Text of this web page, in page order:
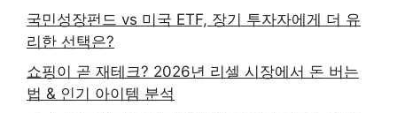
국민성장펀드 vs 미국 ETF, 장기 투자자에게 더 유
리한 선택은?
쇼핑이 곧 재테크? 2026년 리셀 시장에서 돈 버는
법 & 인기 아이템 분석